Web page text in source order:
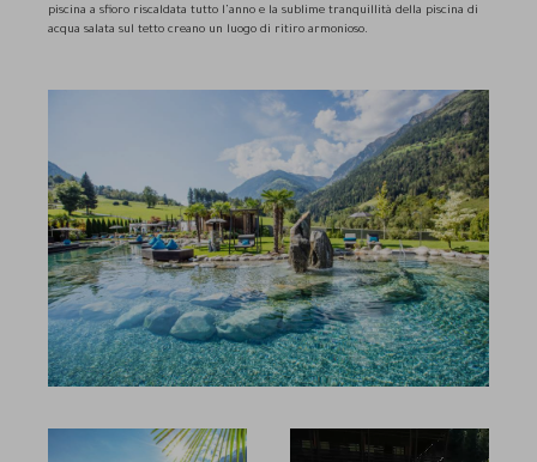
piscina a sfioro riscaldata tutto l’anno e la sublime tranquillità della piscina di
acqua salata sul tetto creano un luogo di ritiro armonioso.